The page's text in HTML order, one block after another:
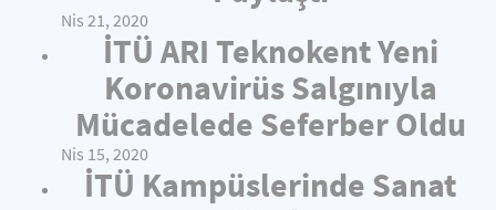
Nis 21, 2020
İTÜ ARI Teknokent Yeni
Koronavirüs Salgınıyla
Mücadelede Seferber Oldu
Nis 15, 2020
İTÜ Kampüslerinde Sanat